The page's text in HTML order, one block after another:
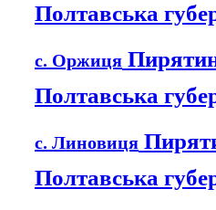
Полтавська
с. Оржиця
Полтавська
с. Линовиця
Полтавська